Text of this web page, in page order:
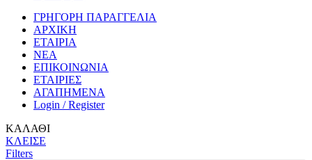
ΓΡΗΓΟΡΗ ΠΑΡΑΓΓΕΛΙΑ
ΑΡΧΙΚΗ
ΕΤΑΙΡΙΑ
ΝΕΑ
ΕΠΙΚΟΙΝΩΝΙΑ
ΕΤΑΙΡΙΕΣ
ΑΓΑΠΗΜΕΝΑ
Login / Register
ΚΑΛΑΘΙ
ΚΛΕΙΣΕ
Filters